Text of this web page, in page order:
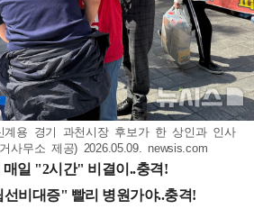
계용 경기 과천시장 후보가 한 상인과 인사
사무소 제공) 2026.05.09. newsis.com